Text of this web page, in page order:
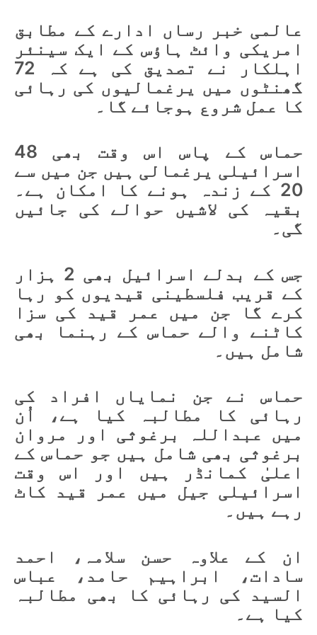
عالمی خبر رساں ادارے کے مطابق
امریکی وائٹ ہاؤس کے ایک سینئر
اہلکار نے تصدیق کی ہے کہ 72
گھنٹوں میں یرغمالیوں کی رہائی
کا عمل شروع ہوجائے گا۔
حماس کے پاس اس وقت بھی 48
اسرائیلی یرغمالی ہیں جن میں سے
20 کے زندہ ہونے کا امکان ہے۔
بقیہ کی لاشیں حوالے کی جائیں
گی۔
جس کے بدلے اسرائیل بھی 2 ہزار
کے قریب فلسطینی قیدیوں کو رہا
کرے گا جن میں عمر قید کی سزا
کاٹنے والے حماس کے رہنما بھی
شامل ہیں۔
حماس نے جن نمایاں افراد کی
رہائی کا مطالبہ کیا ہے، اُن
میں عبداللہ برغوثی اور مروان
برغوثی بھی شامل ہیں جو حماس کے
اعلیٰ کمانڈر ہیں اور اس وقت
اسرائیلی جیل میں عمر قید کاٹ
رہے ہیں۔
ان کے علاوہ حسن سلامہ، احمد
سادات، ابراہیم حامد، عباس
السید کی رہائی کا بھی مطالبہ
کیا ہے۔